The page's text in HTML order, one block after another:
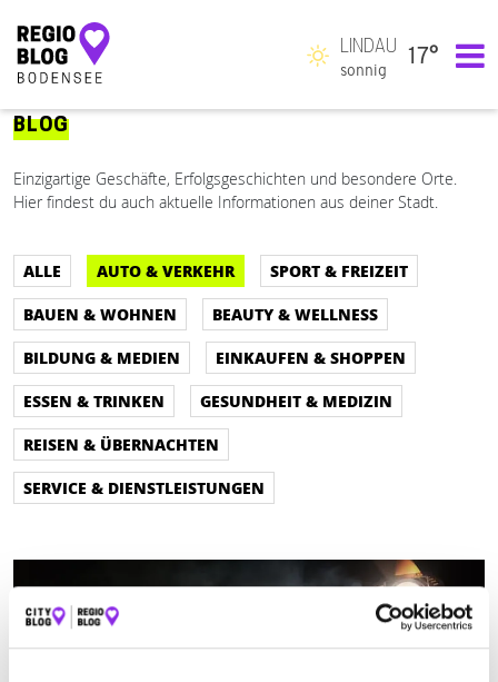
Hauptnavigation
LINDAU
sonnig
17°
BLOG
Einzigartige Geschäfte, Erfolgsgeschichten und besondere Orte.
Hier findest du auch aktuelle Informationen aus deiner Stadt.
ALLE AUTO & VERKEHR
SPORT & FREIZEIT
BAUEN & WOHNEN
BEAUTY & WELLNESS
BILDUNG & MEDIEN
EINKAUFEN & SHOPPEN
ESSEN & TRINKEN
GESUNDHEIT & MEDIZIN
REISEN & ÜBERNACHTEN
SERVICE & DIENSTLEISTUNGEN